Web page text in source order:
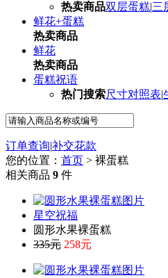
热卖商品双层蛋糕|三
鲜花+蛋糕
热卖商品
鲜花
热卖商品
蛋糕祝语
热门搜索尺寸对照表|
订单查询|补交花款
您的位置： 首页 > 裸蛋糕
相关商品 9 件
星空祝福
圆形水果裸蛋糕
335元 258元